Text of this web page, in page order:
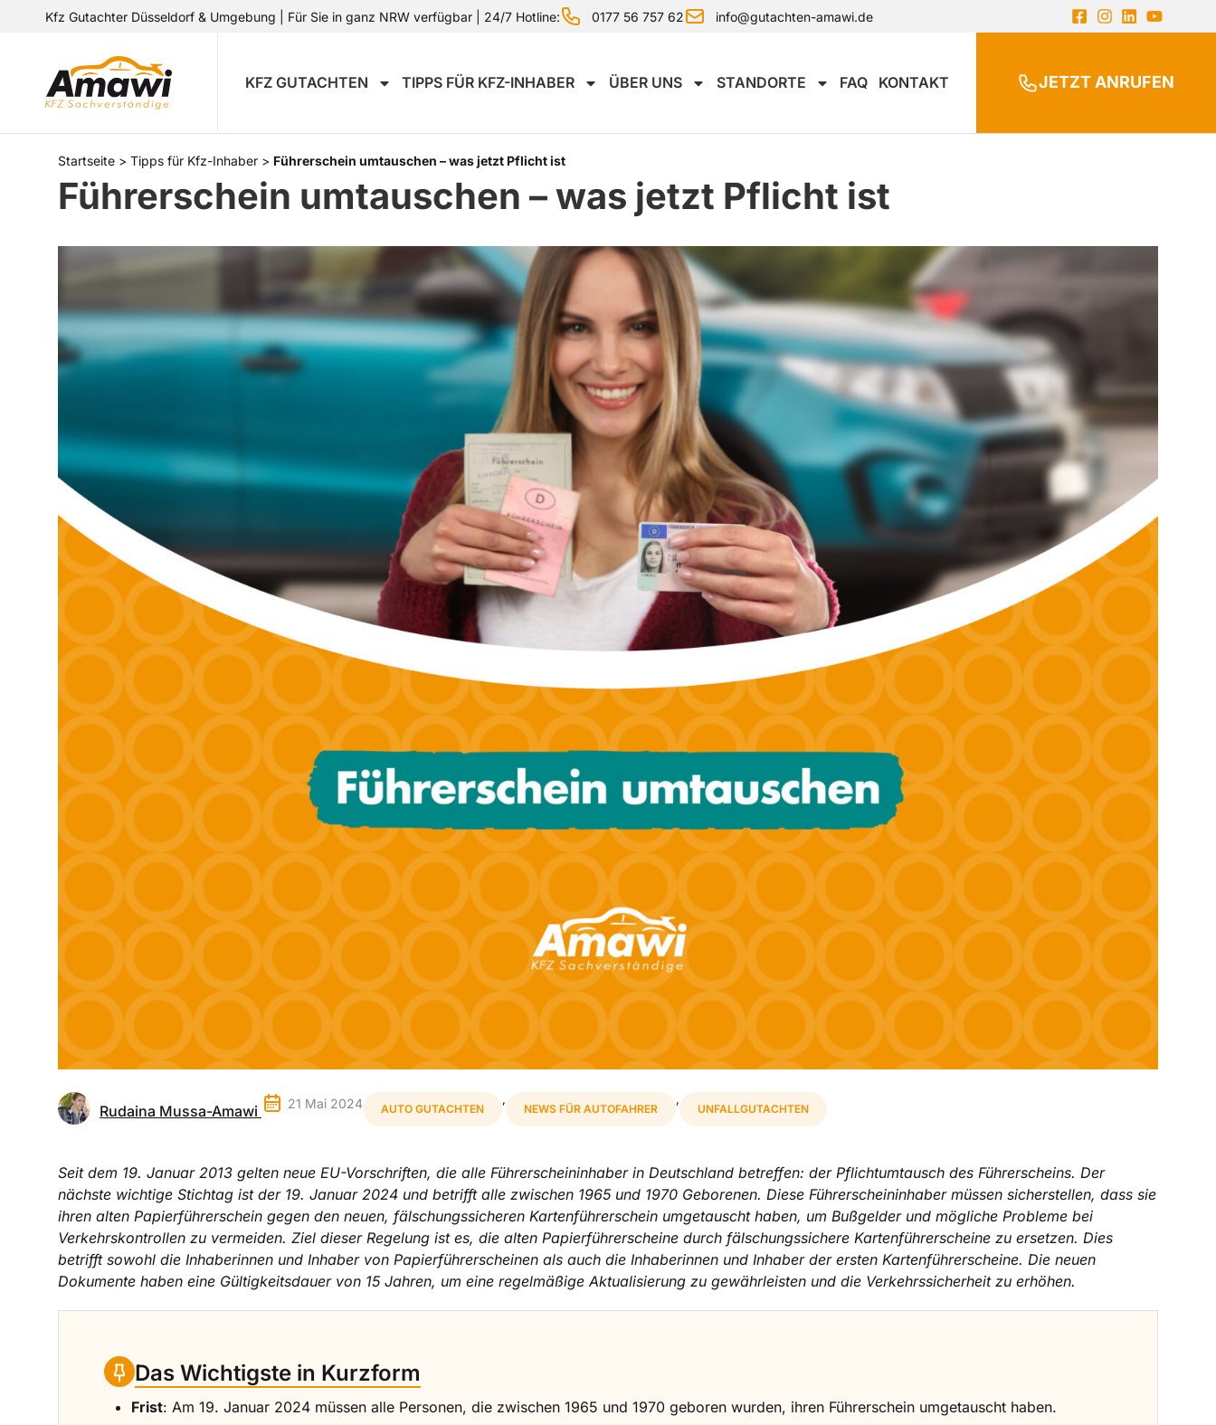
Kfz Gutachter Düsseldorf & Umgebung | Für Sie in ganz NRW verfügbar | 24/7 Hotline: 0177 56 757 62 info@gutachten-amawi.de
KFZ GUTACHTEN TIPPS FÜR KFZ-INHABER ÜBER UNS STANDORTE FAQ KONTAKT JETZT ANRUFEN
Startseite > Tipps für Kfz-Inhaber > Führerschein umtauschen – was jetzt Pflicht ist
Führerschein umtauschen – was jetzt Pflicht ist
Rudaina Mussa-Amawi 21 Mai 2024 AUTO GUTACHTEN
,
NEWS FÜR AUTOFAHRER
,
UNFALLGUTACHTEN
Seit dem 19. Januar 2013 gelten neue EU-Vorschriften, die alle Führerscheininhaber in Deutschland betreffen: der Pflichtumtausch des Führerscheins. Der
nächste wichtige Stichtag ist der 19. Januar 2024 und betrifft alle zwischen 1965 und 1970 Geborenen. Diese Führerscheininhaber müssen sicherstellen, dass sie
ihren alten Papierführerschein gegen den neuen, fälschungssicheren Kartenführerschein umgetauscht haben, um Bußgelder und mögliche Probleme bei
Verkehrskontrollen zu vermeiden. Ziel dieser Regelung ist es, die alten Papierführerscheine durch fälschungssichere Kartenführerscheine zu ersetzen. Dies
betrifft sowohl die Inhaberinnen und Inhaber von Papierführerscheinen als auch die Inhaberinnen und Inhaber der ersten Kartenführerscheine. Die neuen
Dokumente haben eine Gültigkeitsdauer von 15 Jahren, um eine regelmäßige Aktualisierung zu gewährleisten und die Verkehrssicherheit zu erhöhen.
Das Wichtigste in Kurzform
Frist: Am 19. Januar 2024 müssen alle Personen, die zwischen 1965 und 1970 geboren wurden, ihren Führerschein umgetauscht haben.